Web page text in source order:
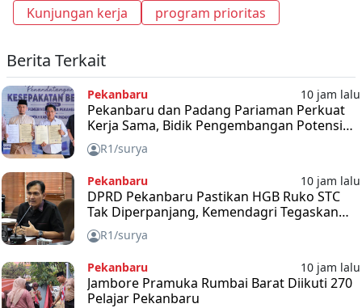
Kunjungan kerja
program prioritas
Berita Terkait
Pekanbaru 10 jam lalu
Pekanbaru dan Padang Pariaman Perkuat
Kerja Sama, Bidik Pengembangan Potensi
hingga Smart City
R1/surya
Pekanbaru 10 jam lalu
DPRD Pekanbaru Pastikan HGB Ruko STC
Tak Diperpanjang, Kemendagri Tegaskan
Sesuai Aturan
R1/surya
Pekanbaru 10 jam lalu
Jambore Pramuka Rumbai Barat Diikuti 270
Pelajar Pekanbaru